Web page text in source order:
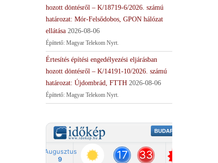
hozott döntésről – K/18719-6/2026. számú
határozat: Mór-Felsődobos, GPON hálózat
ellátása 2026-08-06
Építtető: Magyar Telekom Nyrt.
Értesítés építési engedélyezési eljárásban
hozott döntésről – K/14191-10/2026. számú
határozat: Újdombrád, FTTH 2026-08-06
Építtető: Magyar Telekom Nyrt.